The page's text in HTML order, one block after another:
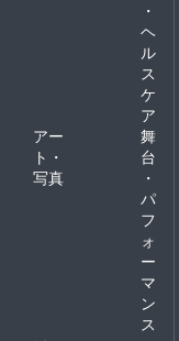
・
ヘ
ル
ス
ケ
ア
アー
ト・
写真
舞
台
・
パ
フ
ォ
ー
マ
ン
ス